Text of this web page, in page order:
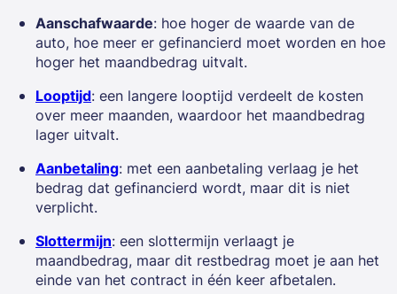
Aanschafwaarde: hoe hoger de waarde van de
auto, hoe meer er gefinancierd moet worden en hoe
hoger het maandbedrag uitvalt.
Looptijd: een langere looptijd verdeelt de kosten
over meer maanden, waardoor het maandbedrag
lager uitvalt.
Aanbetaling: met een aanbetaling verlaag je het
bedrag dat gefinancierd wordt, maar dit is niet
verplicht.
Slottermijn: een slottermijn verlaagt je
maandbedrag, maar dit restbedrag moet je aan het
einde van het contract in één keer afbetalen.